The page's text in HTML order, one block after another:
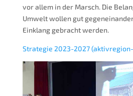
vor allem in der Marsch. Die
Umwelt wollen gut
Einklang gebracht werden.
Strategie 2023-2027